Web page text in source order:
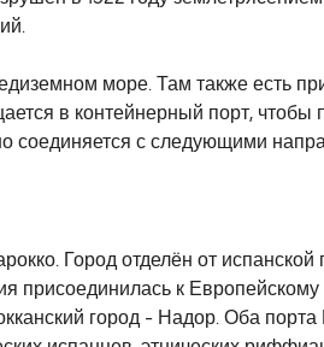
море. Там также есть
в контейнерный порт, чтобы
соединяется с следующими
Город отделён от испанской
присоединилась к Европейскому
город - Надор. Оба порта